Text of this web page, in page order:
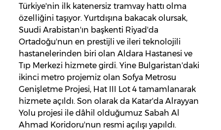
Türkiye'nin ilk katenersiz tramvay hattı olma
özelliğini taşıyor. Yurtdışına bakacak olursak,
Suudi Arabistan'ın başkenti Riyad'da
Ortadoğu'nun en prestijli ve ileri teknolojili
hastanelerinden biri olan Aldara Hastanesi ve
Tıp Merkezi hizmete girdi. Yine Bulgaristan'daki
ikinci metro projemiz olan Sofya Metrosu
Genişletme Projesi, Hat III Lot 4 tamamlanarak
hizmete açıldı. Son olarak da Katar'da Alrayyan
Yolu projesi ile dâhil olduğumuz Sabah Al
Ahmad Koridoru'nun resmi açılışı yapıldı.